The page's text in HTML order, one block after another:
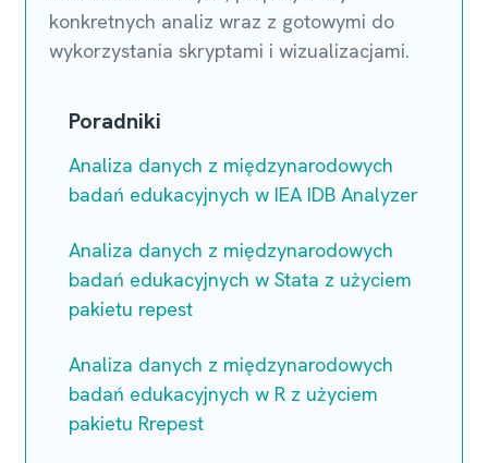
konkretnych analiz wraz z gotowymi do
wykorzystania skryptami i wizualizacjami.
Poradniki
Analiza danych z międzynarodowych
badań edukacyjnych w IEA IDB Analyzer
Analiza danych z międzynarodowych
badań edukacyjnych w Stata z użyciem
pakietu repest
Analiza danych z międzynarodowych
badań edukacyjnych w R z użyciem
pakietu Rrepest